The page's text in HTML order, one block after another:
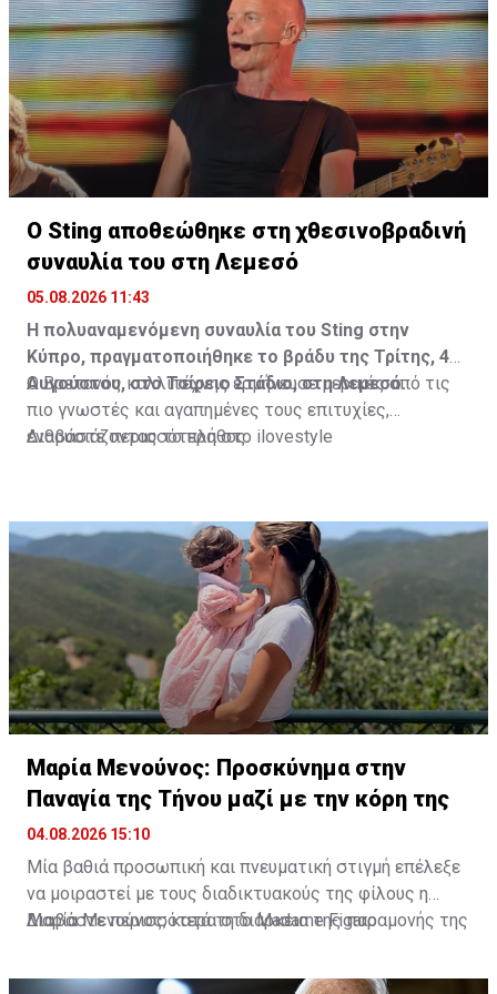
ένας δεσμός που εξελίχθηκε σε τρόπο ζωής. Μια
ταινία, ένα παιδικό όνειρο και μια βαθιά εσωτερική
ανάγκη για ελευθερία ήταν αρκετά για να γεννηθεί μια
σχέση που θα τη σημάδευε για πάντα.
Διαβάστε περισσότερα στο madamefigaro.cy
Ο Sting αποθεώθηκε στη χθεσινοβραδινή
συναυλία του στη Λεμεσό
05.08.2026 11:43
Η πολυαναμενόμενη συναυλία του Sting στην
Κύπρο, πραγματοποιήθηκε το βράδυ της Τρίτης, 4
Αυγούστου, στο Τσίρειο Στάδιο, στη Λεμεσό.
Ο Βρετανός καλλιτέχνης ερμήνευσε μερικές από τις
πιο γνωστές και αγαπημένες τους επιτυχίες,
ενθουσιάζοντας το πλήθος.
Διαβάστε περισσότερα στο ilovestyle
Μαρία Μενούνος: Προσκύνημα στην
Παναγία της Τήνου μαζί με την κόρη της
04.08.2026 15:10
Μία βαθιά προσωπική και πνευματική στιγμή επέλεξε
να μοιραστεί με τους διαδικτυακούς της φίλους η
Μαρία Μενούνος, κατά τη διάρκεια της παραμονής της
επισκέφθηκε την Παναγία της Τήνου, έχοντας στο
Διαβάστε περισσότερα στο Madame Figaro